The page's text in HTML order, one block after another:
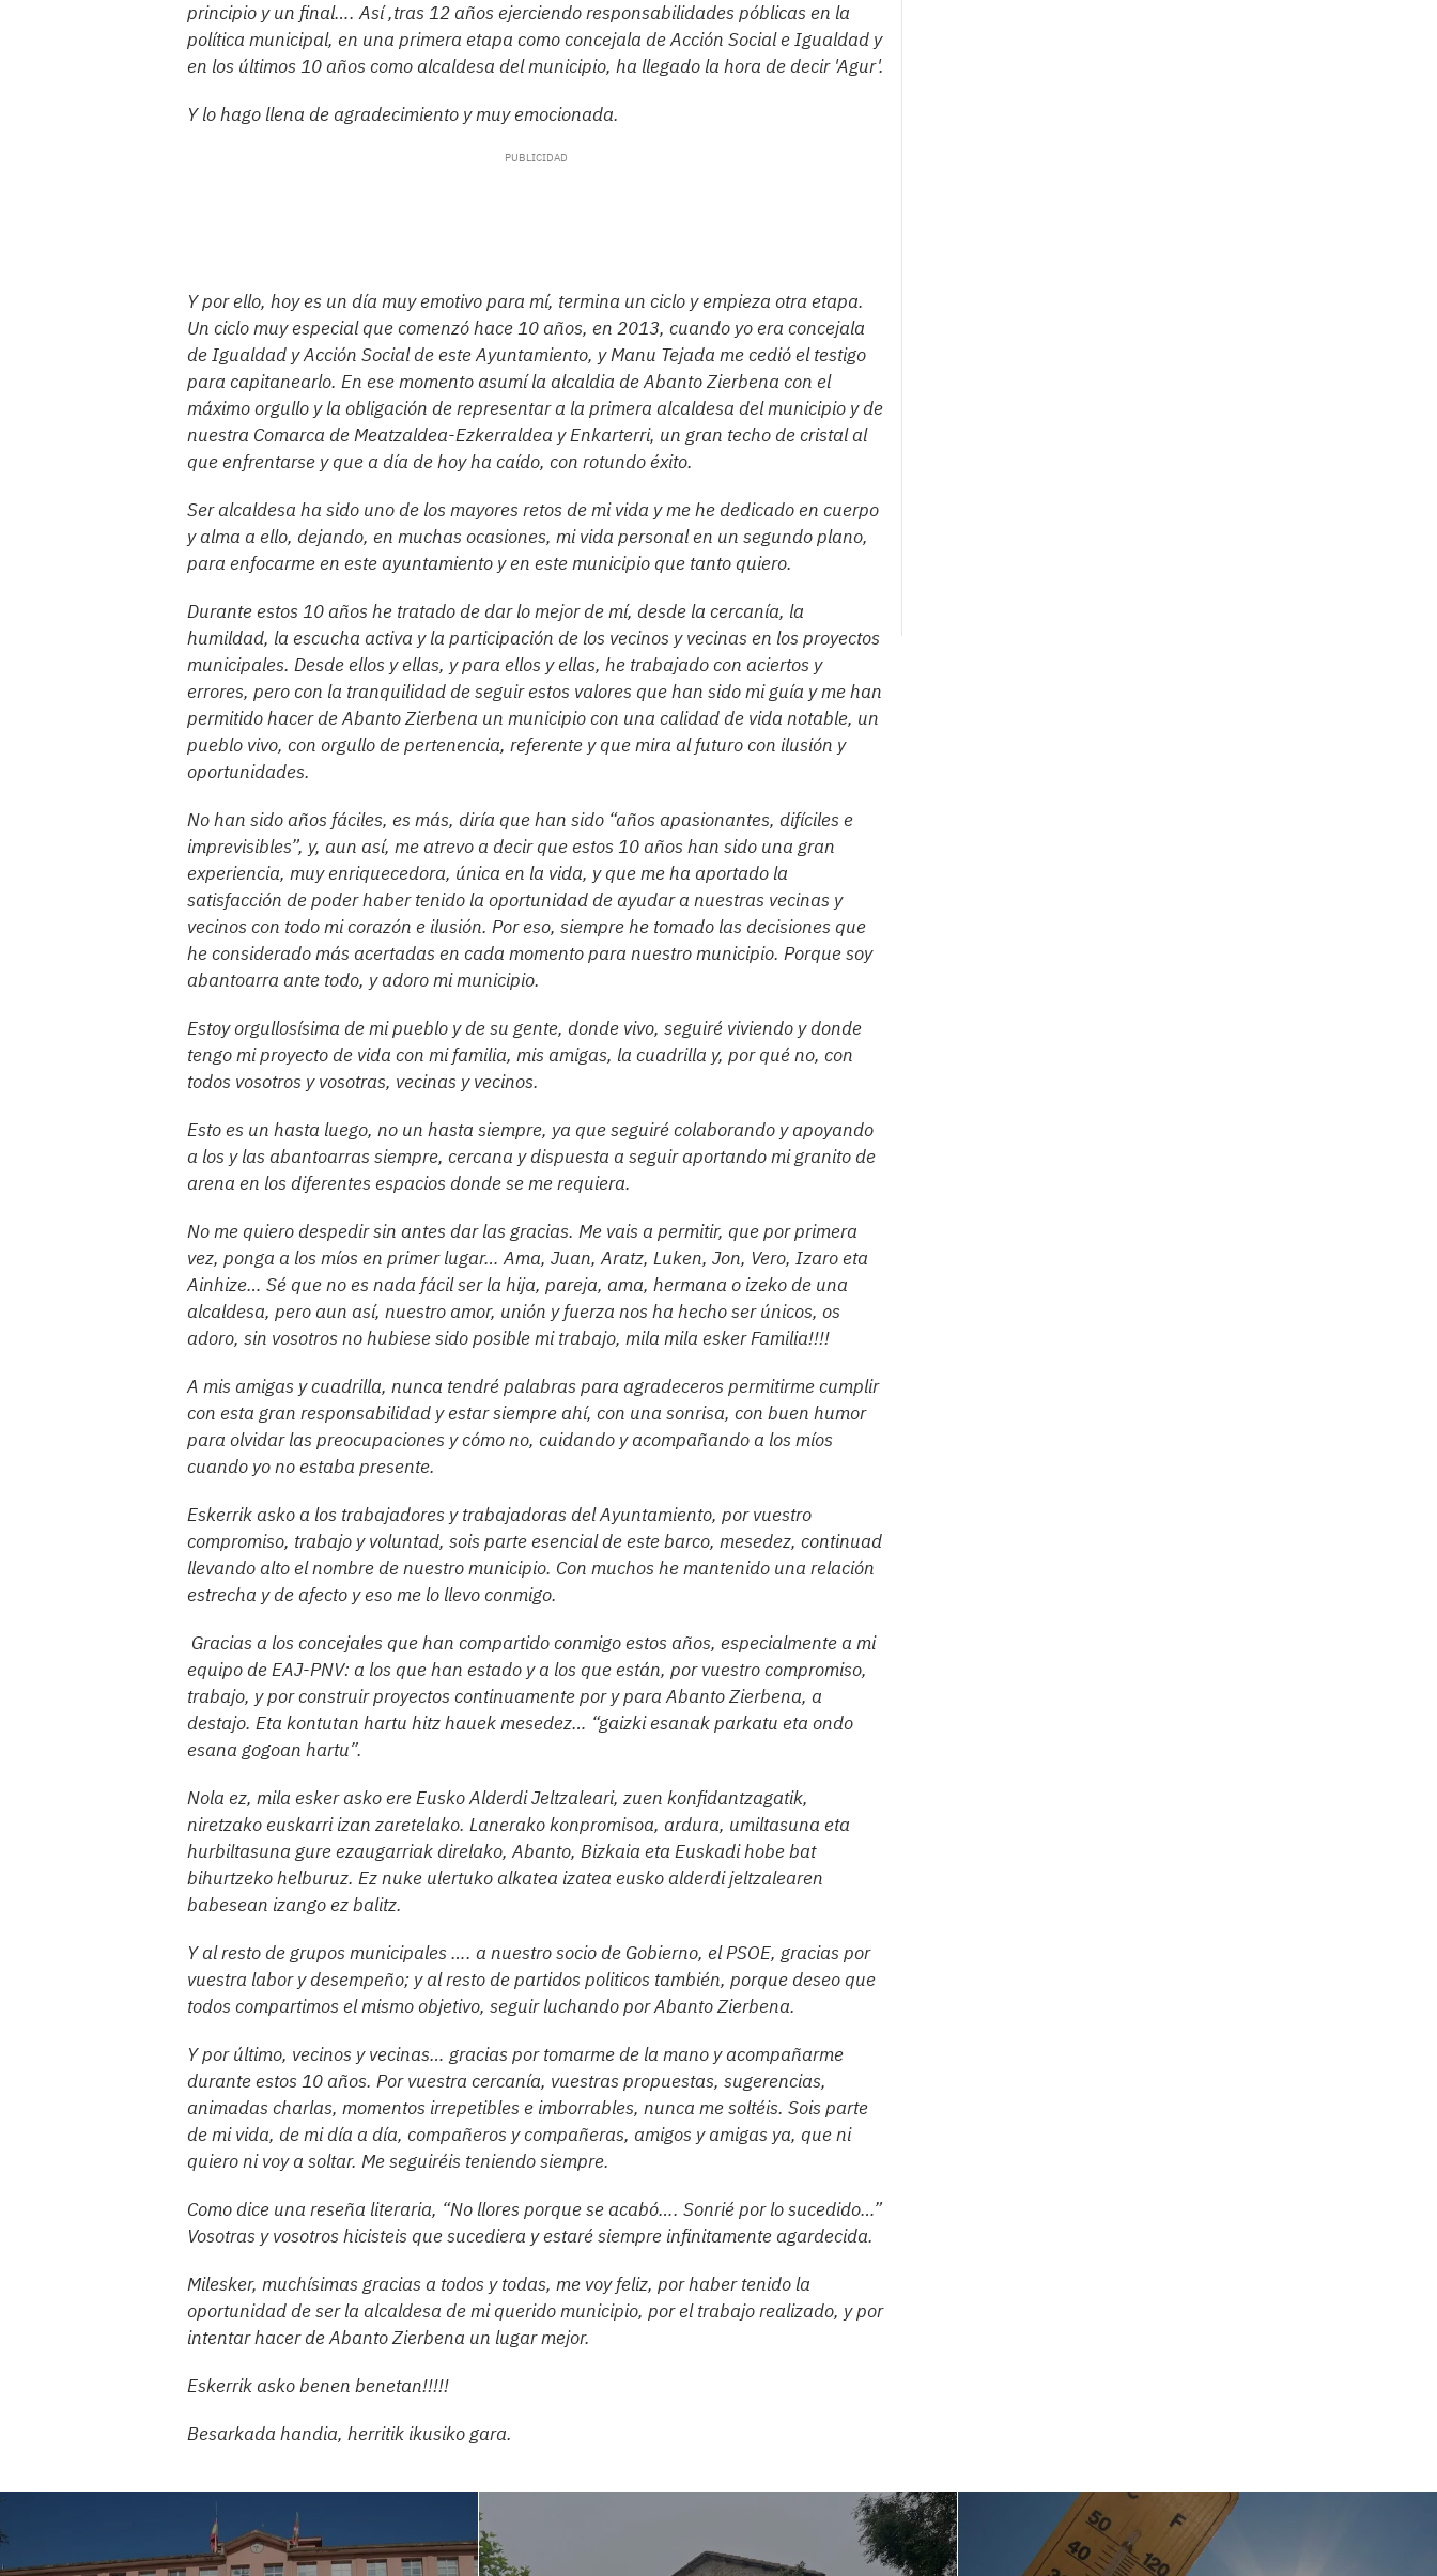
principio y un final…. Así ,tras 12 años ejerciendo responsabilidades póblicas en la
política municipal, en una primera etapa como concejala de Acción Social e Igualdad y
en los últimos 10 años como alcaldesa del municipio, ha llegado la hora de decir 'Agur'.
Y lo hago llena de agradecimiento y muy emocionada.
Y por ello, hoy es un día muy emotivo para mí, termina un ciclo y empieza otra etapa.
Un ciclo muy especial que comenzó hace 10 años, en 2013, cuando yo era concejala
de Igualdad y Acción Social de este Ayuntamiento, y Manu Tejada me cedió el testigo
para capitanearlo. En ese momento asumí la alcaldia de Abanto Zierbena con el
máximo orgullo y la obligación de representar a la primera alcaldesa del municipio y de
nuestra Comarca de Meatzaldea-Ezkerraldea y Enkarterri, un gran techo de cristal al
que enfrentarse y que a día de hoy ha caído, con rotundo éxito.
Ser alcaldesa ha sido uno de los mayores retos de mi vida y me he dedicado en cuerpo
y alma a ello, dejando, en muchas ocasiones, mi vida personal en un segundo plano,
para enfocarme en este ayuntamiento y en este municipio que tanto quiero.
Durante estos 10 años he tratado de dar lo mejor de mí, desde la cercanía, la
humildad, la escucha activa y la participación de los vecinos y vecinas en los proyectos
municipales. Desde ellos y ellas, y para ellos y ellas, he trabajado con aciertos y
errores, pero con la tranquilidad de seguir estos valores que han sido mi guía y me han
permitido hacer de Abanto Zierbena un municipio con una calidad de vida notable, un
pueblo vivo, con orgullo de pertenencia, referente y que mira al futuro con ilusión y
oportunidades.
No han sido años fáciles, es más, diría que han sido “años apasionantes, difíciles e
imprevisibles”, y, aun así, me atrevo a decir que estos 10 años han sido una gran
experiencia, muy enriquecedora, única en la vida, y que me ha aportado la
satisfacción de poder haber tenido la oportunidad de ayudar a nuestras vecinas y
vecinos con todo mi corazón e ilusión. Por eso, siempre he tomado las decisiones que
he considerado más acertadas en cada momento para nuestro municipio. Porque soy
abantoarra ante todo, y adoro mi municipio.
Estoy orgullosísima de mi pueblo y de su gente, donde vivo, seguiré viviendo y donde
tengo mi proyecto de vida con mi familia, mis amigas, la cuadrilla y, por qué no, con
todos vosotros y vosotras, vecinas y vecinos.
Esto es un hasta luego, no un hasta siempre, ya que seguiré colaborando y apoyando
a los y las abantoarras siempre, cercana y dispuesta a seguir aportando mi granito de
arena en los diferentes espacios donde se me requiera.
No me quiero despedir sin antes dar las gracias. Me vais a permitir, que por primera
vez, ponga a los míos en primer lugar… Ama, Juan, Aratz, Luken, Jon, Vero, Izaro eta
Ainhize… Sé que no es nada fácil ser la hija, pareja, ama, hermana o izeko de una
alcaldesa, pero aun así, nuestro amor, unión y fuerza nos ha hecho ser únicos, os
adoro, sin vosotros no hubiese sido posible mi trabajo, mila mila esker Familia!!!!
A mis amigas y cuadrilla, nunca tendré palabras para agradeceros permitirme cumplir
con esta gran responsabilidad y estar siempre ahí, con una sonrisa, con buen humor
para olvidar las preocupaciones y cómo no, cuidando y acompañando a los míos
cuando yo no estaba presente.
Eskerrik asko a los trabajadores y trabajadoras del Ayuntamiento, por vuestro
compromiso, trabajo y voluntad, sois parte esencial de este barco, mesedez, continuad
llevando alto el nombre de nuestro municipio. Con muchos he mantenido una relación
estrecha y de afecto y eso me lo llevo conmigo.
Gracias a los concejales que han compartido conmigo estos años, especialmente a mi
equipo de EAJ-PNV: a los que han estado y a los que están, por vuestro compromiso,
trabajo, y por construir proyectos continuamente por y para Abanto Zierbena, a
destajo. Eta kontutan hartu hitz hauek mesedez… “gaizki esanak parkatu eta ondo
esana gogoan hartu”.
Nola ez, mila esker asko ere Eusko Alderdi Jeltzaleari, zuen konfidantzagatik,
niretzako euskarri izan zaretelako. Lanerako konpromisoa, ardura, umiltasuna eta
hurbiltasuna gure ezaugarriak direlako, Abanto, Bizkaia eta Euskadi hobe bat
bihurtzeko helburuz. Ez nuke ulertuko alkatea izatea eusko alderdi jeltzalearen
babesean izango ez balitz.
Y al resto de grupos municipales …. a nuestro socio de Gobierno, el PSOE, gracias por
vuestra labor y desempeño; y al resto de partidos politicos también, porque deseo que
todos compartimos el mismo objetivo, seguir luchando por Abanto Zierbena.
Y por último, vecinos y vecinas… gracias por tomarme de la mano y acompañarme
durante estos 10 años. Por vuestra cercanía, vuestras propuestas, sugerencias,
animadas charlas, momentos irrepetibles e imborrables, nunca me soltéis. Sois parte
de mi vida, de mi día a día, compañeros y compañeras, amigos y amigas ya, que ni
quiero ni voy a soltar. Me seguiréis teniendo siempre.
Como dice una reseña literaria, “No llores porque se acabó…. Sonrié por lo sucedido…”
Vosotras y vosotros hicisteis que sucediera y estaré siempre infinitamente agardecida.
Milesker, muchísimas gracias a todos y todas, me voy feliz, por haber tenido la
oportunidad de ser la alcaldesa de mi querido municipio, por el trabajo realizado, y por
intentar hacer de Abanto Zierbena un lugar mejor.
Eskerrik asko benen benetan!!!!!
Besarkada handia, herritik ikusiko gara.